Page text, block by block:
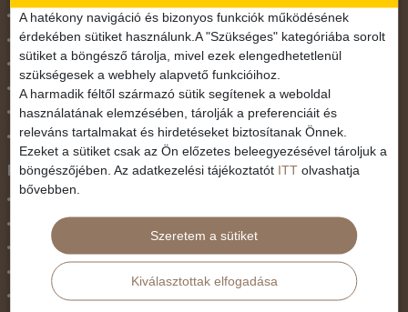
November 1.
Október 23.
Pünkösdi utazás
Szilveszter
Tavaszi szünet
Valentin nap
Programtípus
Belépőjegy
Egyéni út
Egzotikus út
Fesztiválok
A hatékony navigáció és bizonyos funkciók működésének
érdekében sütiket használunk.A "Szükséges" kategóriába sorolt
sütiket a böngésző tárolja, mivel ezek elengedhetetlenül
szükségesek a webhely alapvető funkcióihoz.
A harmadik féltől származó sütik segítenek a weboldal
használatának elemzésében, tárolják a preferenciáit és
releváns tartalmakat és hirdetéseket biztosítanak Önnek.
Ezeket a sütiket csak az Ön előzetes beleegyezésével tároljuk a
böngészőjében. Az adatkezelési tájékoztatót ITT olvashatja
bővebben.
Szeretem a sütiket
Kiválasztottak elfogadása